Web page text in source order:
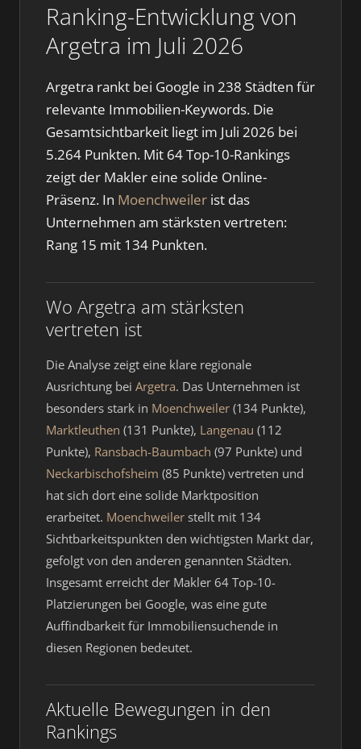
Ranking-Entwicklung von
Argetra im Juli 2026
Argetra rankt bei Google in 238 Städten für
relevante Immobilien-Keywords. Die
Gesamtsichtbarkeit liegt im Juli 2026 bei
5.264 Punkten. Mit 64 Top-10-Rankings
zeigt der Makler eine solide Online-
Präsenz. In Moenchweiler ist das
Unternehmen am stärksten vertreten:
Rang 15 mit 134 Punkten.
Wo Argetra am stärksten
vertreten ist
Die Analyse zeigt eine klare regionale
Ausrichtung bei Argetra. Das Unternehmen ist
besonders stark in Moenchweiler (134 Punkte),
Marktleuthen (131 Punkte), Langenau (112
Punkte), Ransbach-Baumbach (97 Punkte) und
Neckarbischofsheim (85 Punkte) vertreten und
hat sich dort eine solide Marktposition
erarbeitet. Moenchweiler stellt mit 134
Sichtbarkeitspunkten den wichtigsten Markt dar,
gefolgt von den anderen genannten Städten.
Insgesamt erreicht der Makler 64 Top-10-
Platzierungen bei Google, was eine gute
Auffindbarkeit für Immobiliensuchende in
diesen Regionen bedeutet.
Aktuelle Bewegungen in den
Rankings